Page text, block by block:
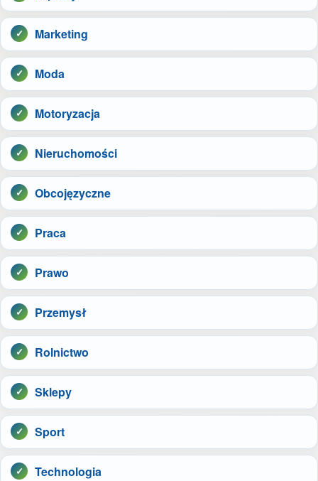
Marketing
Moda
Motoryzacja
Nieruchomości
Obcojęzyczne
Praca
Prawo
Przemysł
Rolnictwo
Sklepy
Sport
Technologia